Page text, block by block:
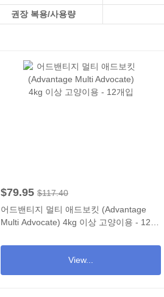
권장 복용/사용량
$79.95 $117.40
어드밴티지 멀티 애드보킷 (Advantage
Multi Advocate) 4kg 이상 고양이용 - 12개
View...